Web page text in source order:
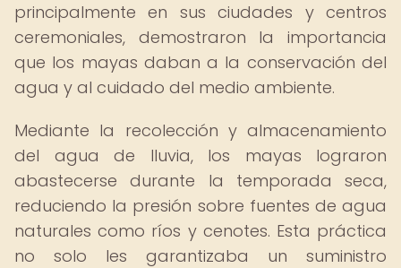
principalmente en sus ciudades y centros
ceremoniales, demostraron la importancia
que los mayas daban a la conservación del
agua y al cuidado del medio ambiente.
Mediante la recolección y almacenamiento
del agua de lluvia, los mayas lograron
abastecerse durante la temporada seca,
reduciendo la presión sobre fuentes de agua
naturales como ríos y cenotes. Esta práctica
no solo les garantizaba un suministro